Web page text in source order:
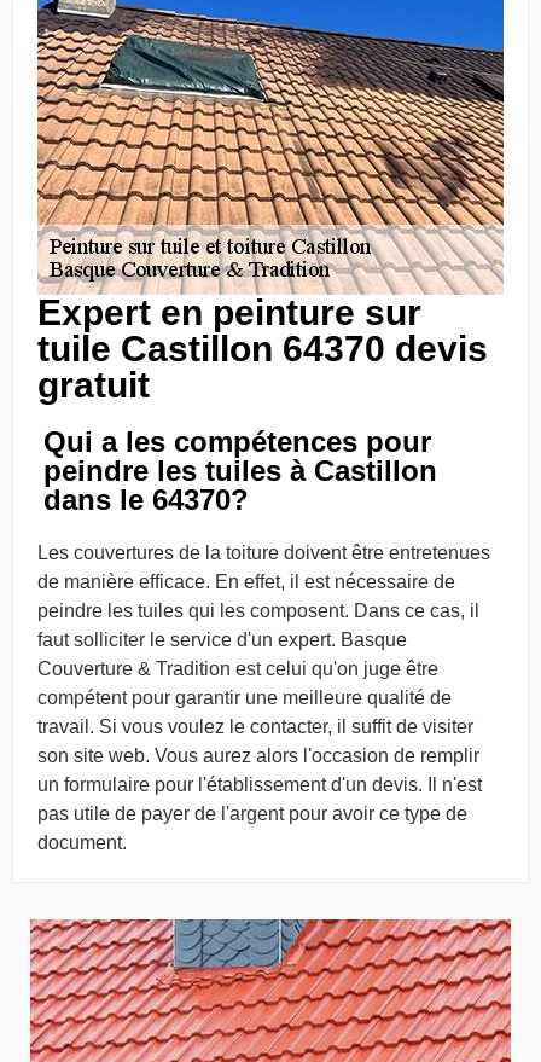
Expert en peinture sur
tuile Castillon 64370 devis
gratuit
Qui a les compétences pour
peindre les tuiles à Castillon
dans le 64370?
Les couvertures de la toiture doivent être entretenues
de manière efficace. En effet, il est nécessaire de
peindre les tuiles qui les composent. Dans ce cas, il
faut solliciter le service d'un expert. Basque
Couverture & Tradition est celui qu'on juge être
compétent pour garantir une meilleure qualité de
travail. Si vous voulez le contacter, il suffit de visiter
son site web. Vous aurez alors l'occasion de remplir
un formulaire pour l'établissement d'un devis. Il n'est
pas utile de payer de l'argent pour avoir ce type de
document.